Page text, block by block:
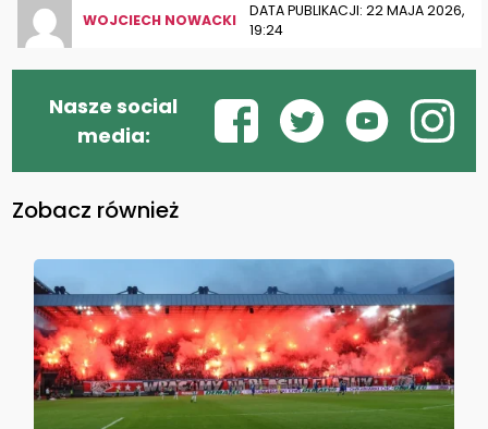
WOJCIECH NOWACKI
DATA PUBLIKACJI: 22 MAJA 2026,
19:24
Nasze social
media:
Zobacz również